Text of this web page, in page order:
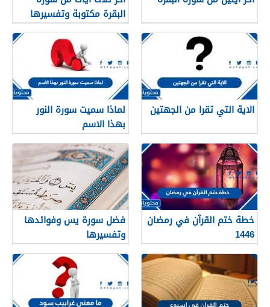
البقرة مكتوبة وتفسيرها
الاية التي تقرا من الجهتين
لماذا سميت سورة النور
بهذا الاسم
خطة ختم القرآن في رمضان
1446
فضل سورة يس وفوائدها
وتفسيرها